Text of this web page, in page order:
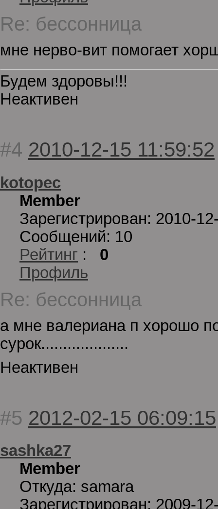
Re: бессонница
мне нерво-вит помогает
Будем здоровы!!!
Неактивен
#4 2010-12-15 11:59:52
kotopec
Member
Зарегистрирован: 2010-
Сообщений: 10
Рейтинг : 0
Профиль
Re: бессонница
а мне валериана п хорошо
сурок....................
Неактивен
#5 2012-02-15 06:09:15
sashka27
Member
Откуда: samara
Зарегистрирован: 2009-